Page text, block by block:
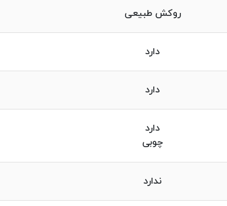
روکش طبیعی
دارد
دارد
دارد
چوبی
ندارد